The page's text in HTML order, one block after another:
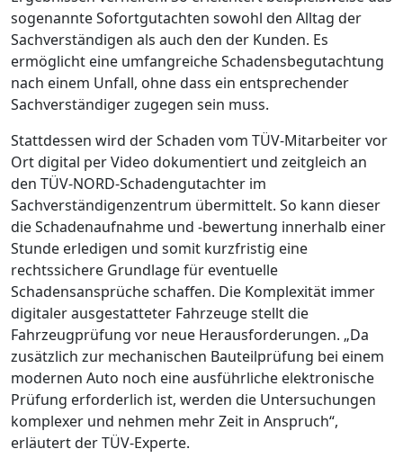
sogenannte Sofortgutachten sowohl den Alltag der
Sachverständigen als auch den der Kunden. Es
ermöglicht eine umfangreiche Schadensbegutachtung
nach einem Unfall, ohne dass ein entsprechender
Sachverständiger zugegen sein muss.
Stattdessen wird der Schaden vom TÜV-Mitarbeiter vor
Ort digital per Video dokumentiert und zeitgleich an
den TÜV-NORD-Schadengutachter im
Sachverständigenzentrum übermittelt. So kann dieser
die Schadenaufnahme und -bewertung innerhalb einer
Stunde erledigen und somit kurzfristig eine
rechtssichere Grundlage für eventuelle
Schadensansprüche schaffen. Die Komplexität immer
digitaler ausgestatteter Fahrzeuge stellt die
Fahrzeugprüfung vor neue Herausforderungen. „Da
zusätzlich zur mechanischen Bauteilprüfung bei einem
modernen Auto noch eine ausführliche elektronische
Prüfung erforderlich ist, werden die Untersuchungen
komplexer und nehmen mehr Zeit in Anspruch“,
erläutert der TÜV-Experte.